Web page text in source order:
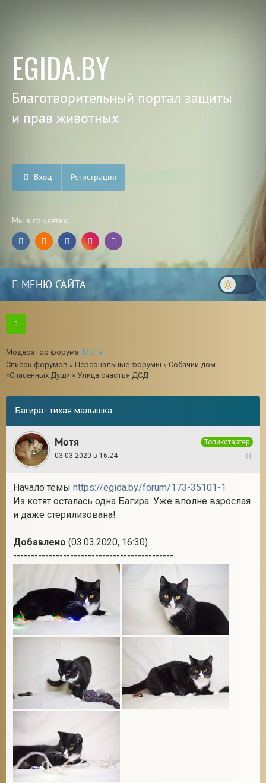
EGIDA.BY
Благотворительный портал защиты
и прав животных
Вход Регистрация
Мы в соц.сетях:
МЕНЮ САЙТА
1
Модератор форума: Мотя
Список форумов » Персональные форумы » Собачий дом
«Спасенных Душ» » Улица счастья ДСД
Багира- тихая малышка
Мотя
Топикстартер
03.03.2020 в 16:24
Начало темы https://egida.by/forum/173-35101-1
Из котят осталась одна Багира. Уже вполне взрослая
и даже стерилизована!
Добавлено (03.03.2020, 16:30)
---------------------------------------------